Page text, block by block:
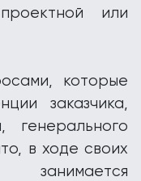
или
которые
заказчика,
генерального
в ходе своих